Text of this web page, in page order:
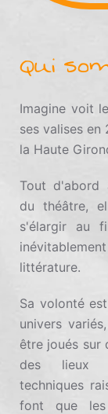
Qui
Imagine voit
ses valises
la Haute
Tout d'abord
du théâtre,
s'élargir au
littérature.
Sa volonté
univers
être joués sur
des lieux
techniques
font que les